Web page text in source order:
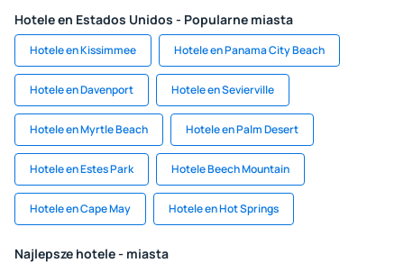
Hotele en Estados Unidos - Popularne miasta
Hotele en Kissimmee Hotele en Panama City Beach
Hotele en Davenport Hotele en Sevierville
Hotele en Myrtle Beach Hotele en Palm Desert
Hotele en Estes Park Hotele Beech Mountain
Hotele en Cape May Hotele en Hot Springs
Najlepsze hotele - miasta